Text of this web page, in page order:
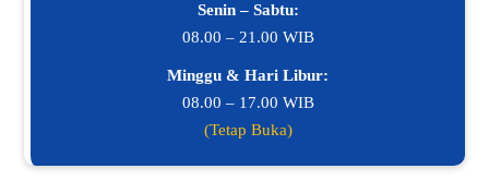
Senin – Sabtu:
08.00 – 21.00 WIB
Minggu & Hari Libur:
08.00 – 17.00 WIB
(Tetap Buka)